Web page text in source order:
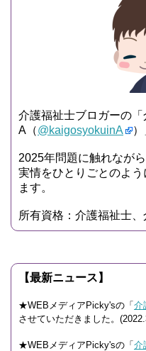
介護福祉士ブロガーの「
A（@kaigosyokuinA ）
2025年問題に触れなが
実情をひとりごとのよ
ます。
所有資格：介護福祉士
【最新ニュース】
★WEBメディアPicky'sの「 介
させていただきました。
★WEBメディアPicky'sの「 介